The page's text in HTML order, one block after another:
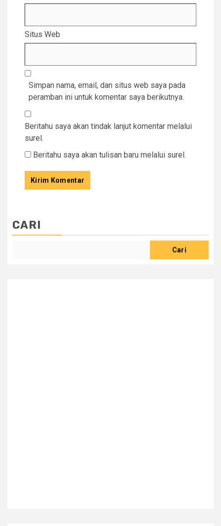
Situs Web
Simpan nama, email, dan situs web saya pada
peramban ini untuk komentar saya berikutnya.
Beritahu saya akan tindak lanjut komentar melalui
surel.
Beritahu saya akan tulisan baru melalui surel.
CARI
Cari